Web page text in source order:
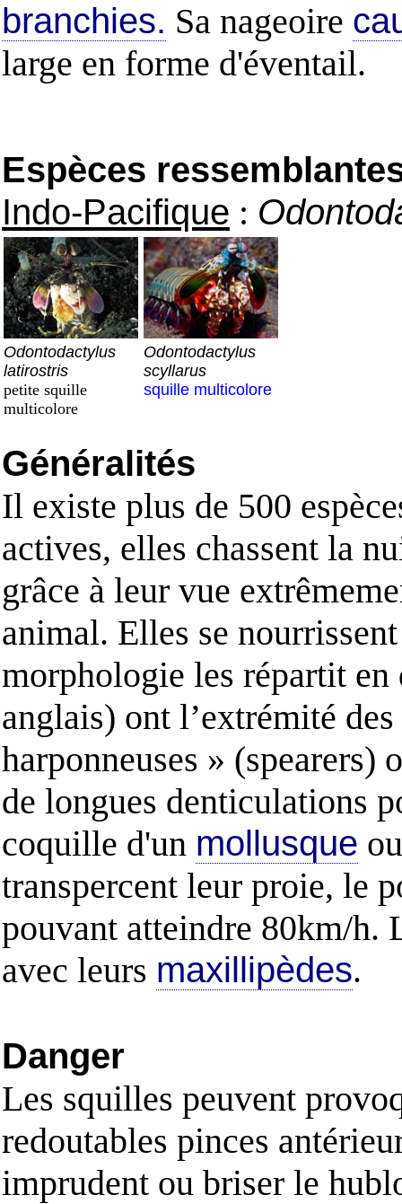
branchies. Sa nageoire
large en forme d'éventail.
Espèces
Indo-Pacifique :
Odontodactylus
latirostris
petite squille
multicolore
Odontodactylus
scyllarus
squille multicolore
Généralités
Il existe plus de 500
actives, elles chassent la
grâce à leur vue
animal. Elles se
morphologie les répartit en
anglais) ont l’extrémité
harponneuses » (spearers)
de longues denticulations
coquille d'un mollusque
transpercent leur proie, le
pouvant atteindre 80km/h.
avec leurs maxillipèdes.
Danger
Les squilles peuvent
redoutables pinces
imprudent ou briser le